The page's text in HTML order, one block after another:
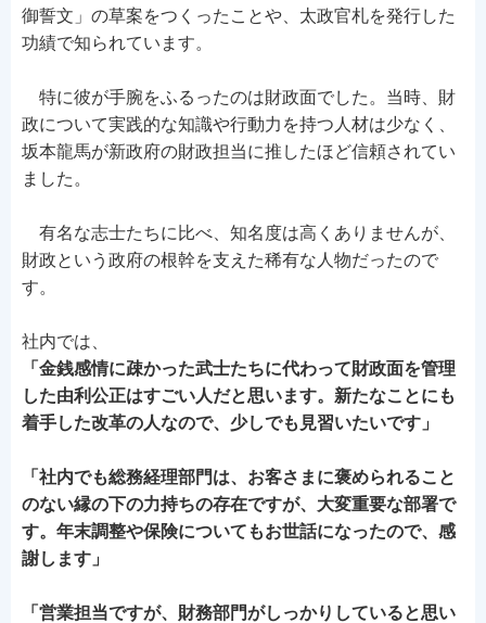
御誓文」の草案をつくったことや、太政官札を発行した
功績で知られています。
特に彼が手腕をふるったのは財政面でした。当時、財
政について実践的な知識や行動力を持つ人材は少なく、
坂本龍馬が新政府の財政担当に推したほど信頼されてい
ました。
有名な志士たちに比べ、知名度は高くありませんが、
財政という政府の根幹を支えた稀有な人物だったので
す。
社内では、
「金銭感情に疎かった武士たちに代わって財政面を管理
した由利公正はすごい人だと思います。新たなことにも
着手した改革の人なので、少しでも見習いたいです」
「社内でも総務経理部門は、お客さまに褒められること
のない縁の下の力持ちの存在ですが、大変重要な部署で
す。年末調整や保険についてもお世話になったので、感
謝します」
「営業担当ですが、財務部門がしっかりしていると思い